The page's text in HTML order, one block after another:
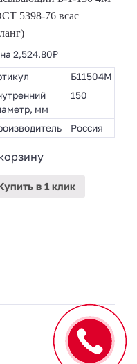
5398-76 всас
2,524.80₽
Б11504М
мм
150
Россия
в 1 клик